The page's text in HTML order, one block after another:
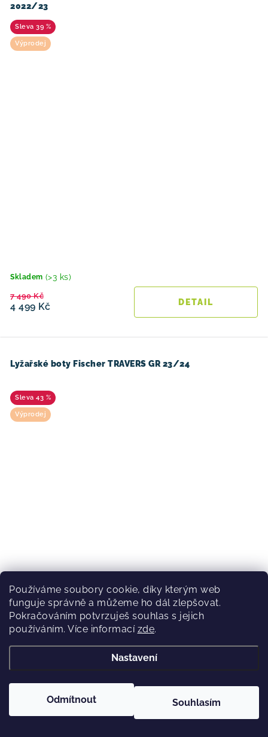
Používáme soubory cookie, díky kterým web
funguje správně a můžeme ho dál zlepšovat.
Pokračováním potvrzuješ souhlas s jejich
používáním. Více informací zde.
Nastavení
Odmítnout Souhlasím
2022/23
39 %
Výprodej
Skladem (>3 ks)
4 499 Kč
7 490 Kč
Lyžařské boty Fischer TRAVERS GR 23/24
43 %
Výprodej
Skladem (1 ks)